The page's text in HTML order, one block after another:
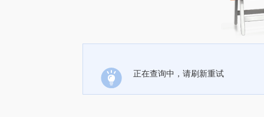
正在查询中，请刷新重试